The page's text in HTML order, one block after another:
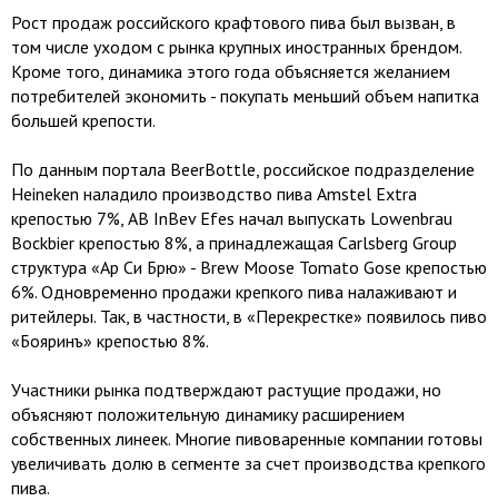
Рост продаж российского крафтового пива был вызван, в
том числе уходом с рынка крупных иностранных брендом.
Кроме того, динамика этого года объясняется желанием
потребителей экономить - покупать меньший объем напитка
большей крепости.
По данным портала BeerBottle, российское подразделение
Heineken наладило производство пива Amstel Extra
крепостью 7%, AB InBev Efes начал выпускать Lowenbrau
Bockbier крепостью 8%, а принадлежащая Carlsberg Group
структура «Ар Си Брю» - Brew Moose Tomato Gose крепостью
6%. Одновременно продажи крепкого пива налаживают и
ритейлеры. Так, в частности, в «Перекрестке» появилось пиво
«Бояринъ» крепостью 8%.
Участники рынка подтверждают растущие продажи, но
объясняют положительную динамику расширением
собственных линеек. Многие пивоваренные компании готовы
увеличивать долю в сегменте за счет производства крепкого
пива.